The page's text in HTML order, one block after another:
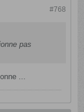
#768
pas
...